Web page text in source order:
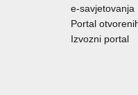
e-savjetovanja
Portal
Izvozni portal